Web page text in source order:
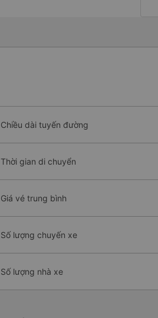
Chiều dài tuyến đường
Thời gian di chuyển
Giá vé trung bình
Số lượng chuyến xe
Số lượng nhà xe